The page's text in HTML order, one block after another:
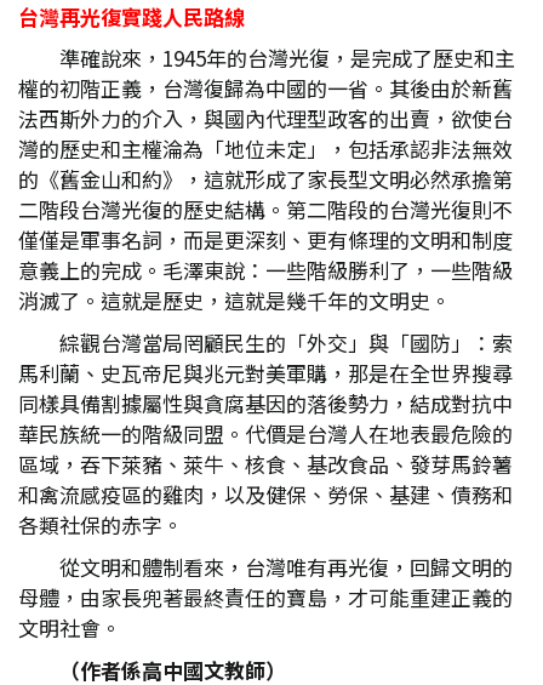
台灣再光復實踐人民路線
準確說來，1945年的台灣光復，是完成了歷史和主
權的初階正義，台灣復歸為中國的一省。其後由於新舊
法西斯外力的介入，與國內代理型政客的出賣，欲使台
灣的歷史和主權淪為「地位未定」，包括承認非法無效
的《舊金山和約》，這就形成了家長型文明必然承擔第
二階段台灣光復的歷史結構。第二階段的台灣光復則不
僅僅是軍事名詞，而是更深刻、更有條理的文明和制度
意義上的完成。毛澤東說：一些階級勝利了，一些階級
消滅了。這就是歷史，這就是幾千年的文明史。
綜觀台灣當局罔顧民生的「外交」與「國防」：索
馬利蘭、史瓦帝尼與兆元對美軍購，那是在全世界搜尋
同樣具備割據屬性與貪腐基因的落後勢力，結成對抗中
華民族統一的階級同盟。代價是台灣人在地表最危險的
區域，吞下萊豬、萊牛、核食、基改食品、發芽馬鈴薯
和禽流感疫區的雞肉，以及健保、勞保、基建、債務和
各類社保的赤字。
從文明和體制看來，台灣唯有再光復，回歸文明的
母體，由家長兜著最終責任的寶島，才可能重建正義的
文明社會。
（作者係高中國文教師）